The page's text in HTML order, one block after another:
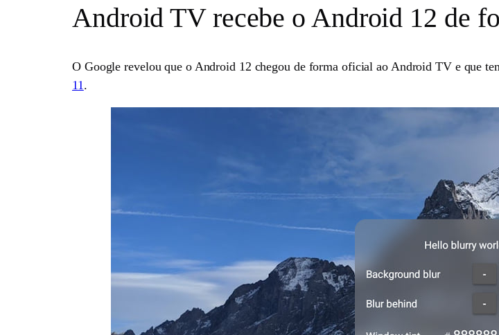
Android TV recebe o Android 12 de
O Google revelou que o Android 12 chegou de forma oficial ao Android TV e que
11 .